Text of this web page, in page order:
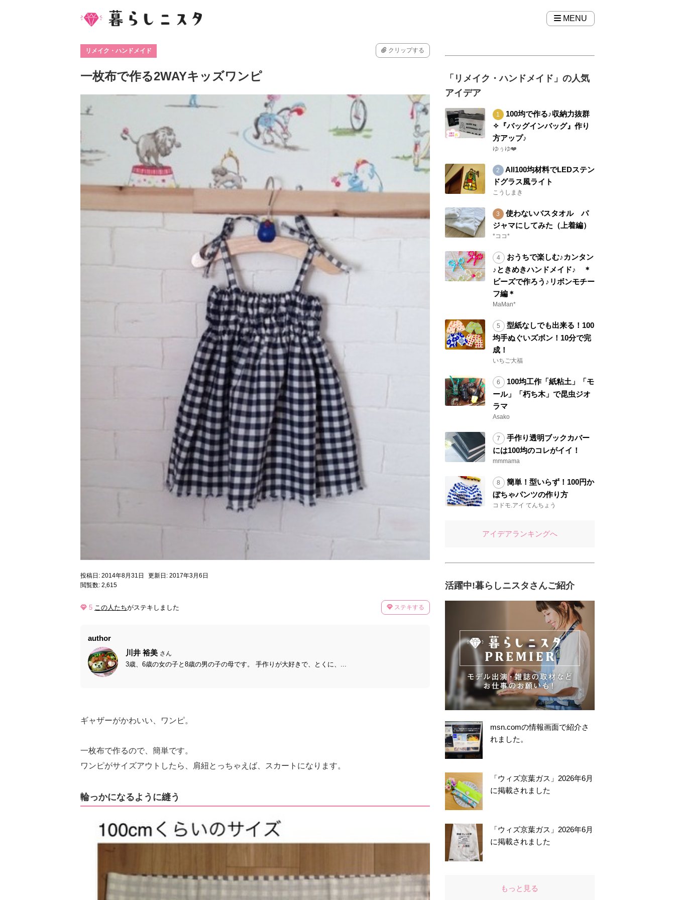
MENU
リメイク・ハンドメイド クリップする
一枚布で作る2WAYキッズワンピ
投稿日: 2014年8月31日
更新日: 2017年3月6日
閲覧数: 2,615
5 この人たちがステキしました ステキする
author
川井 裕美 さん
3歳、6歳の女の子と8歳の男の子の母です。 手作りが大好きで、とくに、...
ギャザーがかわいい、ワンピ。
一枚布で作るので、簡単です。
ワンピがサイズアウトしたら、肩紐とっちゃえば、スカートになります。
輪っかになるように縫う
「リメイク・ハンドメイド」の人気
アイデア
100均で作る♪収納力抜群
✧『バッグインバッグ』作り
方アップ♪
ゆぅゆ❤️
All100均材料でLEDステン
ドグラス風ライト
こうしまき
使わないバスタオル パ
ジャマにしてみた（上着編）
*ココ*
おうちで楽しむ♪カンタン
♪ときめきハンドメイド♪ ＊
ビーズで作ろう♪リボンモチー
フ編＊
MaMan*
型紙なしでも出来る！100
均手ぬぐいズボン！10分で完
成！
いちご大福
100均工作「紙粘土」「モ
ール」「朽ち木」で昆虫ジオ
ラマ
Asako
手作り透明ブックカバー
には100均のコレがイイ！
mmmama
簡単！型いらず！100円か
ぼちゃパンツの作り方
コドモ.アイ てんちょう
アイデアランキングへ
活躍中!暮らしニスタさんご紹介
msn.comの情報画面で紹介さ
れました。
「ウィズ京葉ガス」2026年6月
に掲載されました
「ウィズ京葉ガス」2026年6月
に掲載されました
もっと見る